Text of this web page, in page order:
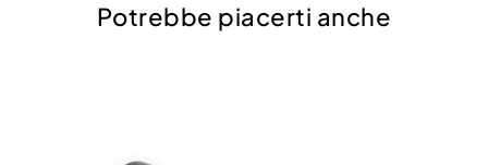
Potrebbe piacerti anche